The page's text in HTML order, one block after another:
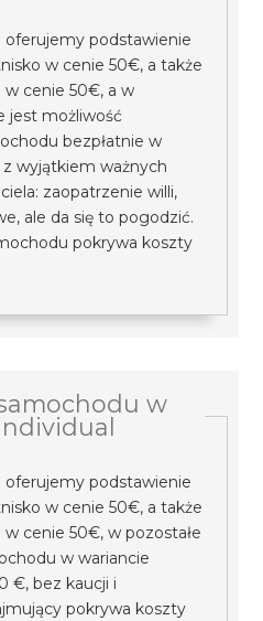
oferujemy podstawienie
w cenie 50€, a także
cenie 50€, a w
jest możliwość
bezpłatnie w
z wyjątkiem ważnych
zaopatrzenie willi,
ale da się to pogodzić.
pokrywa koszty
w
oferujemy podstawienie
w cenie 50€, a także
cenie 50€, w pozostałe
w wariancie
€, bez kaucji i
pokrywa koszty